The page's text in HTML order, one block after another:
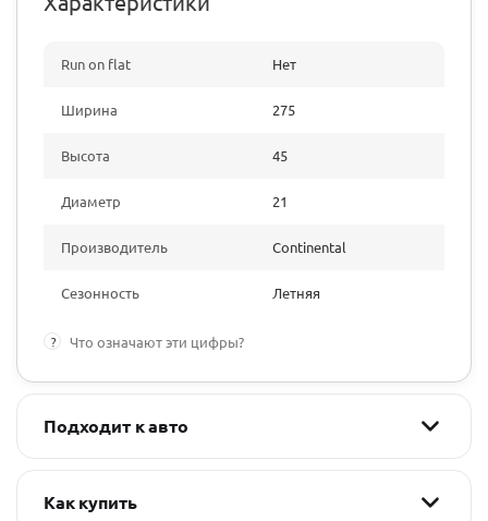
Run on flat Нет
Ширина 275
Высота 45
Диаметр 21
Производитель Continental
Сезонность Летняя
? Что означают эти цифры?
Подходит к авто
Как купить